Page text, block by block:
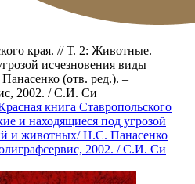
края. // Т. 2: Животные.
исчезновения виды
(отв. ред.). –
2002. / С.И. Си
книга Ставропольского
и находящиеся под угрозой
и животных/ Н.С. Панасенко
2002. / С.И. Си